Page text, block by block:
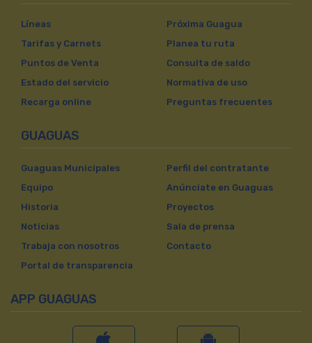
Líneas
Tarifas y Carnets
Puntos de Venta
Estado del servicio
Recarga online
Próxima Guagua
Planea tu ruta
Consulta de saldo
Normativa de uso
Preguntas frecuentes
GUAGUAS
Guaguas Municipales
Equipo
Historia
Noticias
Trabaja con nosotros
Portal de transparencia
Perfil del contratante
Anúnciate en Guaguas
Proyectos
Sala de prensa
Contacto
APP GUAGUAS